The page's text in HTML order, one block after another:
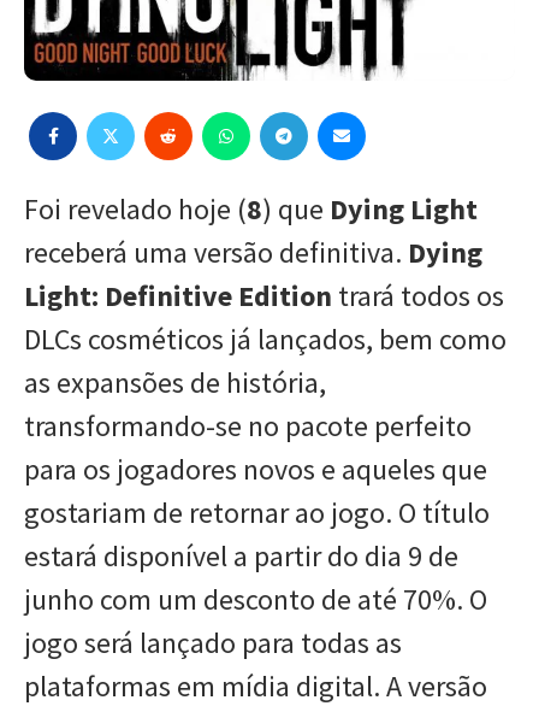
Foi revelado hoje (8) que Dying Light
receberá uma versão definitiva. Dying
Light: Definitive Edition trará todos os
DLCs cosméticos já lançados, bem como
as expansões de história,
transformando-se no pacote perfeito
para os jogadores novos e aqueles que
gostariam de retornar ao jogo. O título
estará disponível a partir do dia 9 de
junho com um desconto de até 70%. O
jogo será lançado para todas as
plataformas em mídia digital. A versão